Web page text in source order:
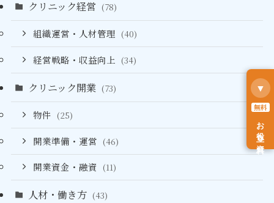
クリニック経営 (78)
組織運営・人材管理 (40)
経営戦略・収益向上 (34)
クリニック開業 (73)
物件 (25)
開業準備・運営 (46)
開業資金・融資 (11)
人材・働き方 (43)
▼
無料
お役立ち資料